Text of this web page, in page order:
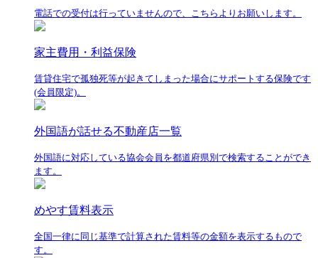
電話での受付は行っていませんので、こちらよりお願いします。
家主費用・利益保険
賃貸住宅で孤独死等が起きてしまった場合にサポートする保険です
(会員限定)。
外国語が話せる不動産店一覧
外国語に対応している協会会員を都道府県別で検索することができ
ます。
めやす賃料表示
全国一律に同じ基準で計算された賃料等の金額を表示するもので
す。